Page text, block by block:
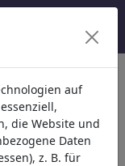
auf
die Website und
Daten
z. B. für